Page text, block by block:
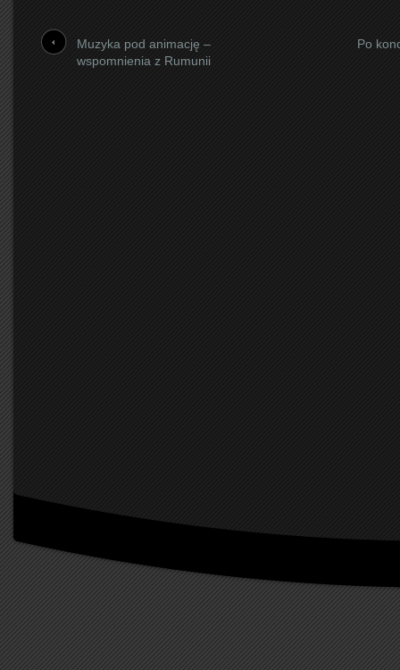
Muzyka pod animację –
wspomnienia z Rumunii
Po